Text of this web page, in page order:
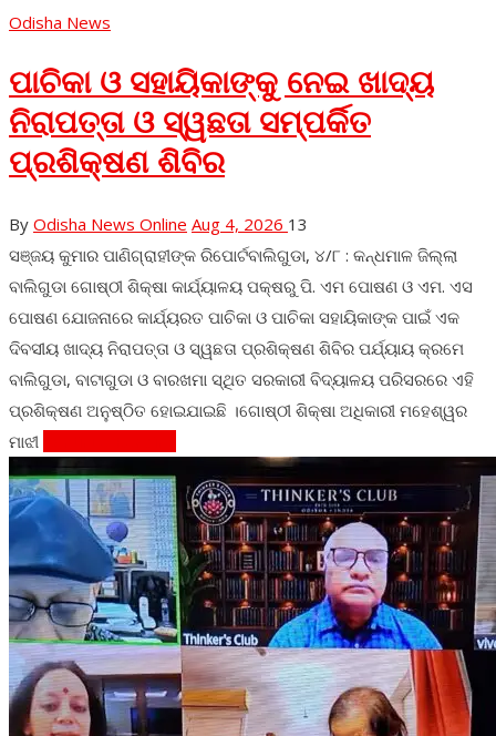
Odisha News
ପାଚିକା ଓ ସହାୟିକାଙ୍କୁ ନେଇ ଖାଦ୍ୟ
ନିରାପତ୍ତା ଓ ସ୍ୱଛତା ସମ୍ପର୍କିତ
ପ୍ରଶିକ୍ଷଣ ଶିବିର
By Odisha News Online Aug 4, 2026 13
ସଞ୍ଜୟ କୁମାର ପାଣିଗ୍ରାହୀଙ୍କ ରିପୋର୍ଟବାଲିଗୁଡା, ୪/୮ : କନ୍ଧମାଳ ଜିଲ୍ଲା
ବାଲିଗୁଡା ଗୋଷ୍ଠୀ ଶିକ୍ଷା କାର୍ଯ୍ୟାଳୟ ପକ୍ଷରୁ ପି. ଏମ ପୋଷଣ ଓ ଏମ. ଏସ
ପୋଷଣ ଯୋଜନାରେ କାର୍ଯ୍ୟରତ ପାଚିକା ଓ ପାଚିକା ସହାୟିକାଙ୍କ ପାଇଁ ଏକ
ଦିବସୀୟ ଖାଦ୍ୟ ନିରାପତ୍ତା ଓ ସ୍ୱଛତା ପ୍ରଶିକ୍ଷଣ ଶିବିର ପର୍ଯ୍ୟାୟ କ୍ରମେ
ବାଲିଗୁଡା, ବାଟାଗୁଡା ଓ ବାରଖମା ସ୍ଥିତ ସରକାରୀ ବିଦ୍ୟାଳୟ ପରିସରରେ ଏହି
ପ୍ରଶିକ୍ଷଣ ଅନୁଷ୍ଠିତ ହୋଇଯାଇଛି ।ଗୋଷ୍ଠୀ ଶିକ୍ଷା ଅଧିକାରୀ ମହେଶ୍ୱର
ମାଝୀ